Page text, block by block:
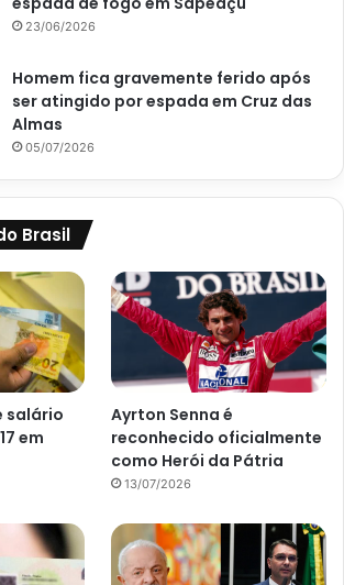
23/06/2026
Homem fica gravemente ferido após
ser atingido por espada em Cruz das
Almas
05/07/2026
Brasil
salário
em
Ayrton Senna é
reconhecido oficialmente
como Herói da Pátria
13/07/2026